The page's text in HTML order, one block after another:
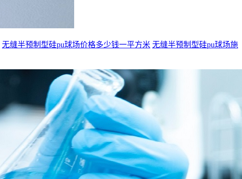
无缝半预制型硅pu球场价格多少钱一平方米 无缝半预制型硅pu球场施